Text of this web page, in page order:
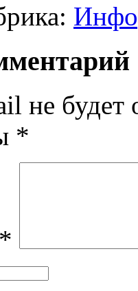
не будет
*
*